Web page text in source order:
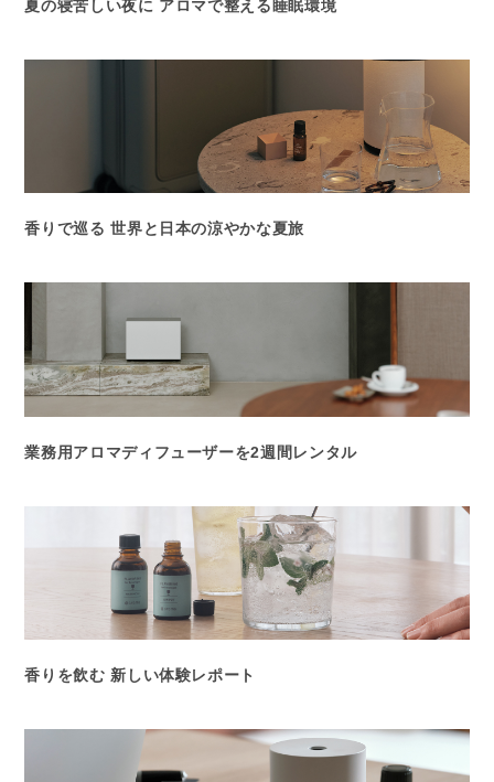
夏の寝苦しい夜に アロマで整える睡眠環境
香りで巡る 世界と日本の涼やかな夏旅
業務用アロマディフューザーを2週間レンタル
香りを飲む 新しい体験レポート